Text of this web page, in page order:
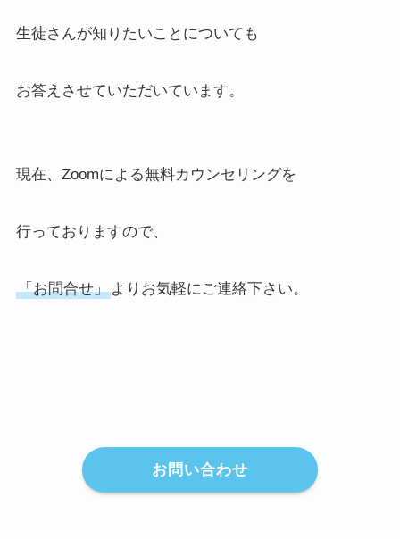
生徒さんが知りたいことについても
お答えさせていただいています。
現在、Zoomによる無料カウンセリングを
行っておりますので、
「お問合せ」よりお気軽にご連絡下さい。
お問い合わせ